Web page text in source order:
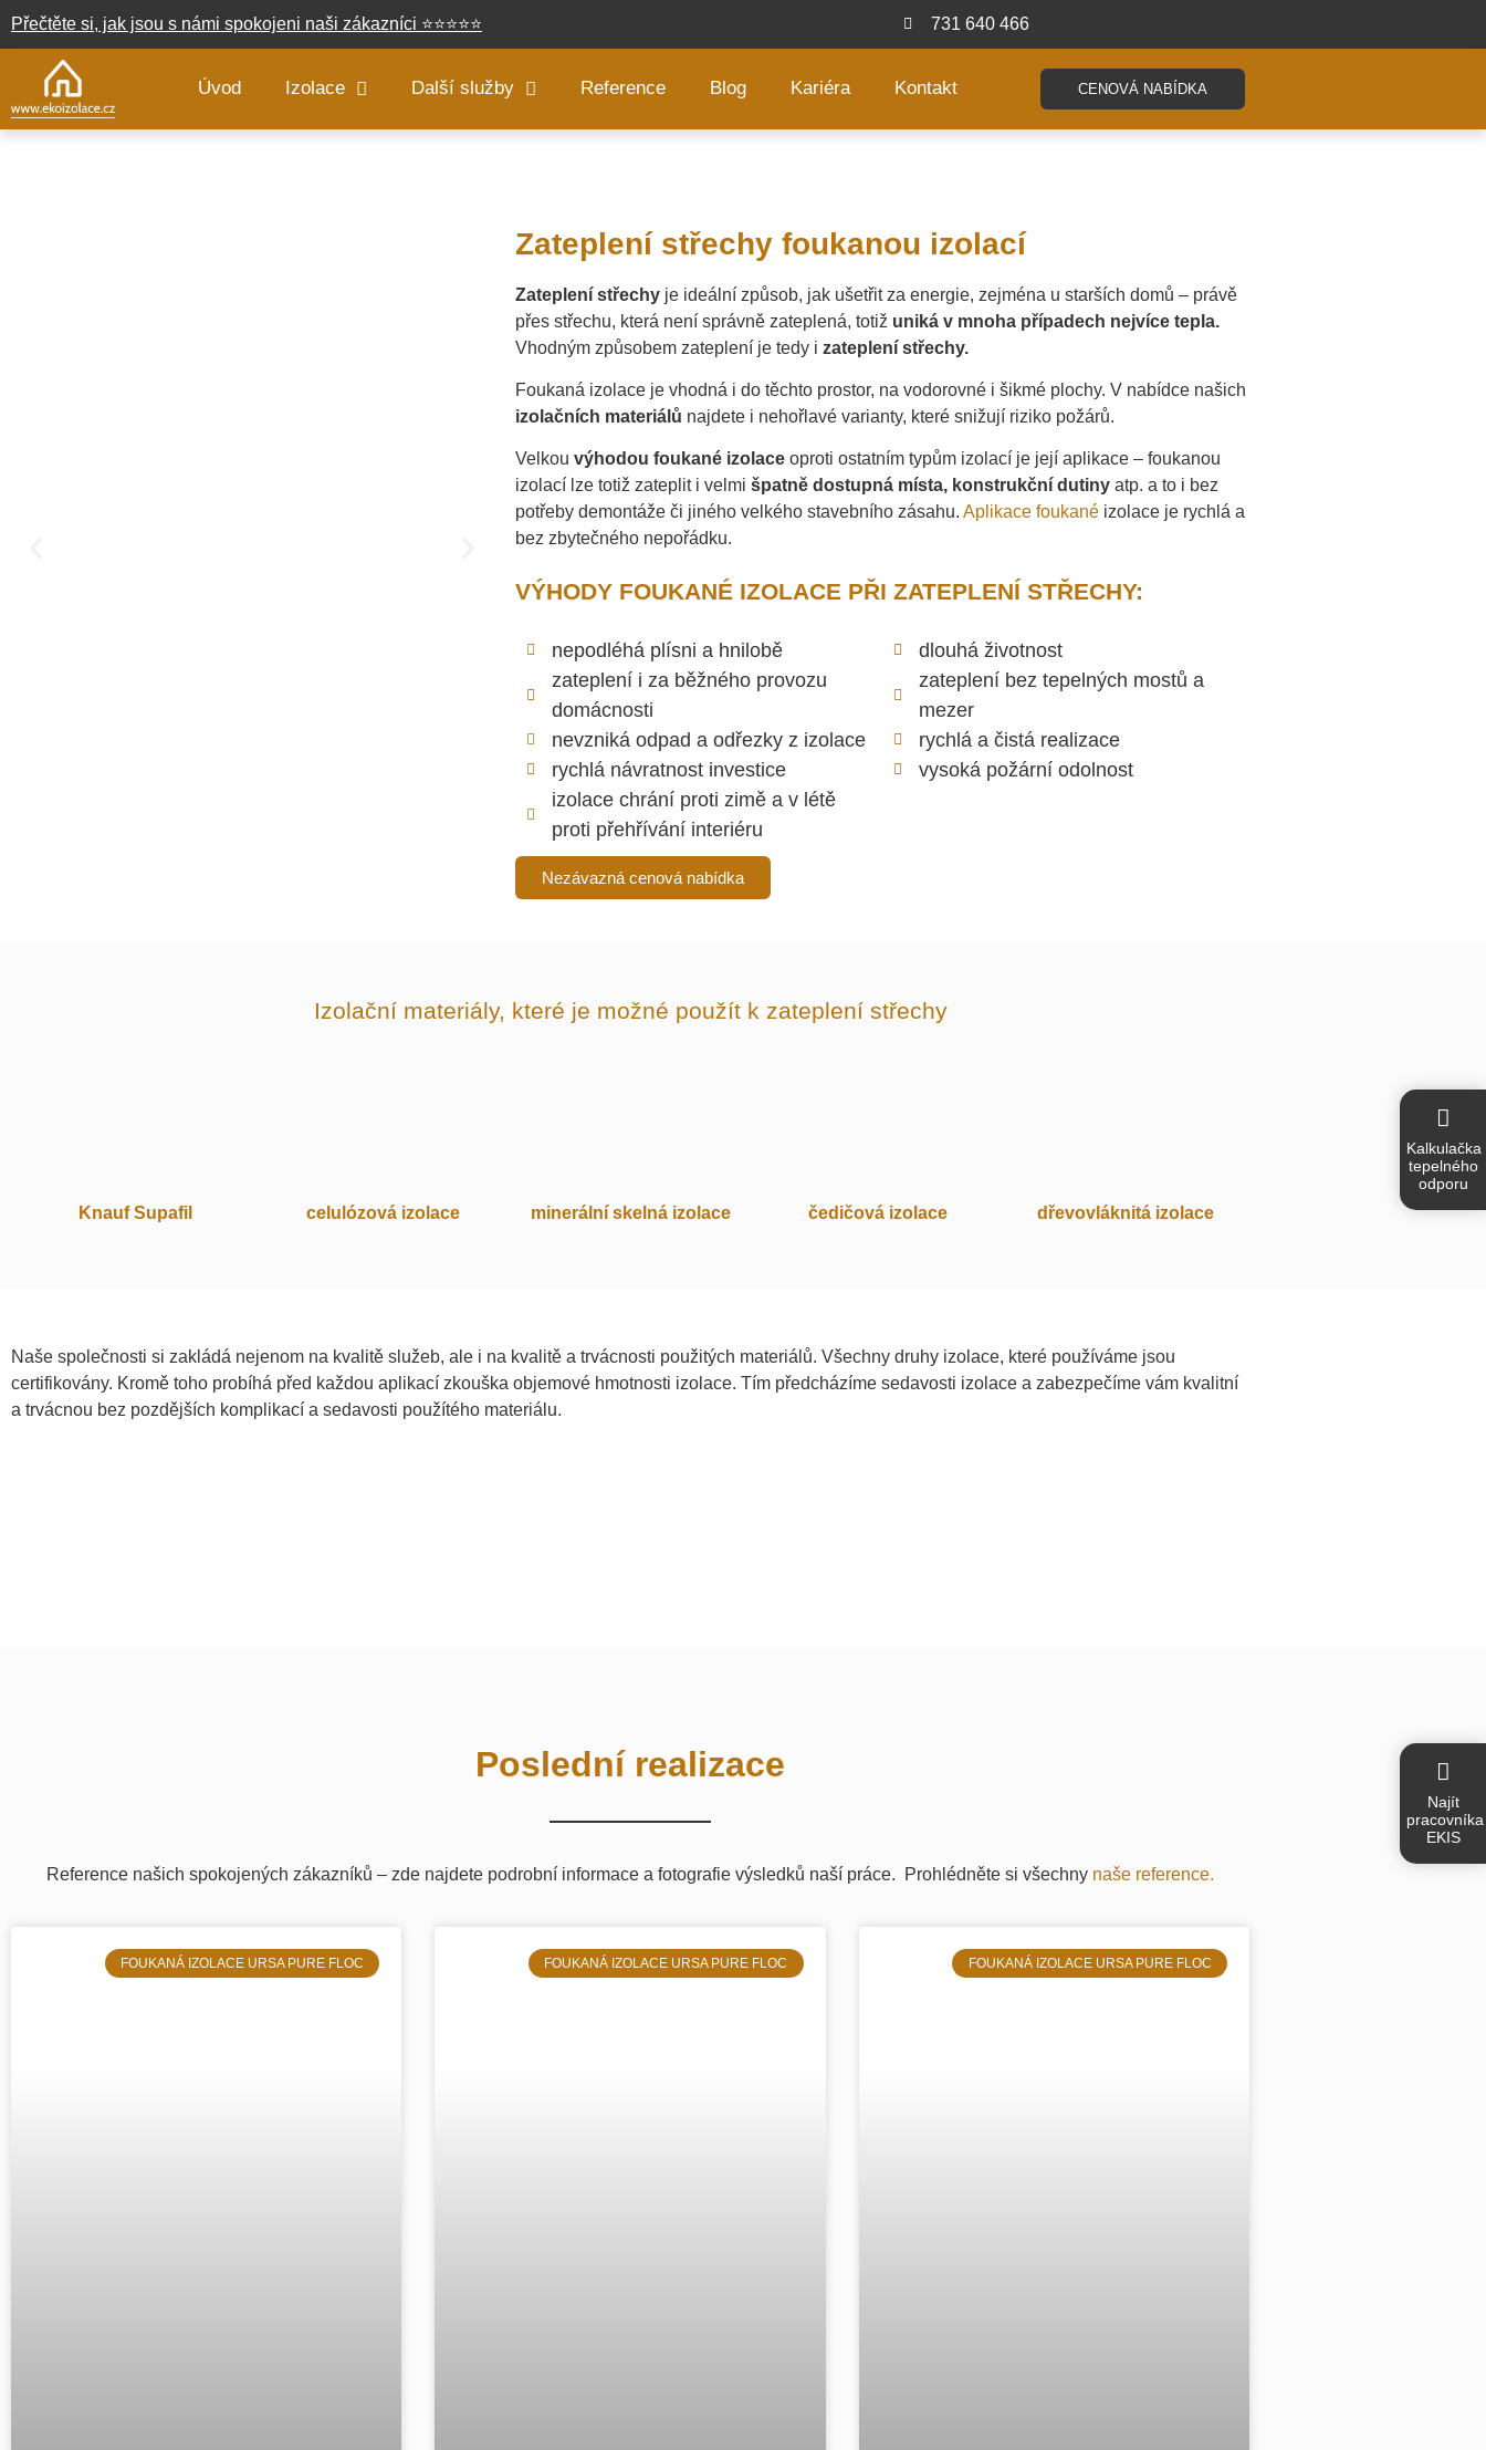
Přečtěte si, jak jsou s námi spokojeni naši zákazníci ⭐⭐⭐⭐⭐ 731 640 466
Úvod Izolace Další služby Reference Blog Kariéra Kontakt CENOVÁ NABÍDKA
Zateplení střechy foukanou izolací
Zateplení střechy je ideální způsob, jak ušetřit za energie, zejména u starších domů – právě
přes střechu, která není správně zateplená, totiž uniká v mnoha případech nejvíce tepla.
Vhodným způsobem zateplení je tedy i zateplení střechy.
Foukaná izolace je vhodná i do těchto prostor, na vodorovné i šikmé plochy. V nabídce našich
izolačních materiálů najdete i nehořlavé varianty, které snižují riziko požárů.
Velkou výhodou foukané izolace oproti ostatním typům izolací je její aplikace – foukanou
izolací lze totiž zateplit i velmi špatně dostupná místa, konstrukční dutiny atp. a to i bez
potřeby demontáže či jiného velkého stavebního zásahu. Aplikace foukané izolace je rychlá a
bez zbytečného nepořádku.
VÝHODY FOUKANÉ IZOLACE PŘI ZATEPLENÍ STŘECHY:
nepodléhá plísni a hnilobě
zateplení i za běžného provozu
domácnosti
nevzniká odpad a odřezky z izolace
rychlá návratnost investice
izolace chrání proti zimě a v létě
proti přehřívání interiéru
dlouhá životnost
zateplení bez tepelných mostů a
mezer
rychlá a čistá realizace
vysoká požární odolnost
Nezávazná cenová nabídka
Izolační materiály, které je možné použít k zateplení střechy
Knauf Supafil celulózová izolace minerální skelná izolace čedičová izolace dřevovláknitá izolace
Naše společnosti si zakládá nejenom na kvalitě služeb, ale i na kvalitě a trvácnosti použitých materiálů. Všechny druhy izolace, které používáme jsou
certifikovány. Kromě toho probíhá před každou aplikací zkouška objemové hmotnosti izolace. Tím předcházíme sedavosti izolace a zabezpečíme vám kvalitní
a trvácnou bez pozdějších komplikací a sedavosti použítého materiálu.
Poslední realizace
Reference našich spokojených zákazníků – zde najdete podrobní informace a fotografie výsledků naší práce. Prohlédněte si všechny naše reference.
FOUKANÁ IZOLACE URSA PURE FLOC FOUKANÁ IZOLACE URSA PURE FLOC FOUKANÁ IZOLACE URSA PURE FLOC
Kalkulačka
tepelného
odporu
Najít
pracovníka
EKIS